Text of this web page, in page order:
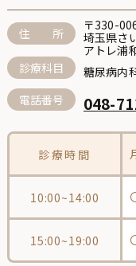
住 所
〒330-
埼玉県さ
アトレ浦
診療科目
糖尿病内
電話番号
048-
診療時間
10:00~14:00
15:00~19:00